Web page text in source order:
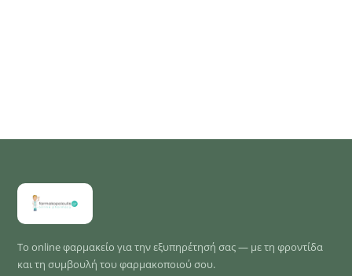
Το online φαρμακείο για την εξυπηρέτησή σας — με τη φροντίδα
και τη συμβουλή του φαρμακοποιού σου.